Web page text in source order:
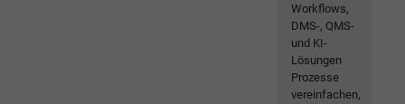
Workflows,
DMS-, QMS-
und KI-
Lösungen
Prozesse
vereinfachen,